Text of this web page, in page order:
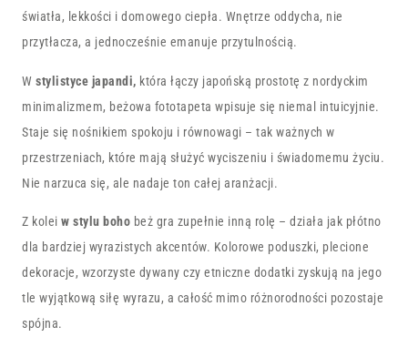
światła, lekkości i domowego ciepła. Wnętrze oddycha, nie
przytłacza, a jednocześnie emanuje przytulnością.
W stylistyce japandi, która łączy japońską prostotę z nordyckim
minimalizmem, beżowa fototapeta wpisuje się niemal intuicyjnie.
Staje się nośnikiem spokoju i równowagi – tak ważnych w
przestrzeniach, które mają służyć wyciszeniu i świadomemu życiu.
Nie narzuca się, ale nadaje ton całej aranżacji.
Z kolei w stylu boho beż gra zupełnie inną rolę – działa jak płótno
dla bardziej wyrazistych akcentów. Kolorowe poduszki, plecione
dekoracje, wzorzyste dywany czy etniczne dodatki zyskują na jego
tle wyjątkową siłę wyrazu, a całość mimo różnorodności pozostaje
spójna.